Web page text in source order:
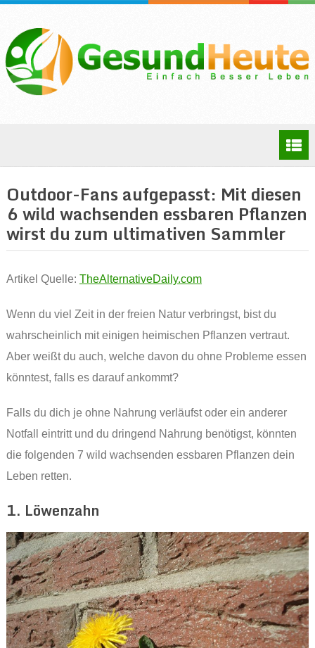
Outdoor-Fans aufgepasst: Mit diesen
6 wild wachsenden essbaren Pflanzen
wirst du zum ultimativen Sammler
Artikel Quelle: TheAlternativeDaily.com
Wenn du viel Zeit in der freien Natur verbringst, bist du
wahrscheinlich mit einigen heimischen Pflanzen vertraut.
Aber weißt du auch, welche davon du ohne Probleme essen
könntest, falls es darauf ankommt?
Falls du dich je ohne Nahrung verläufst oder ein anderer
Notfall eintritt und du dringend Nahrung benötigst, könnten
die folgenden 7 wild wachsenden essbaren Pflanzen dein
Leben retten.
1. Löwenzahn